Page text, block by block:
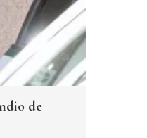
de